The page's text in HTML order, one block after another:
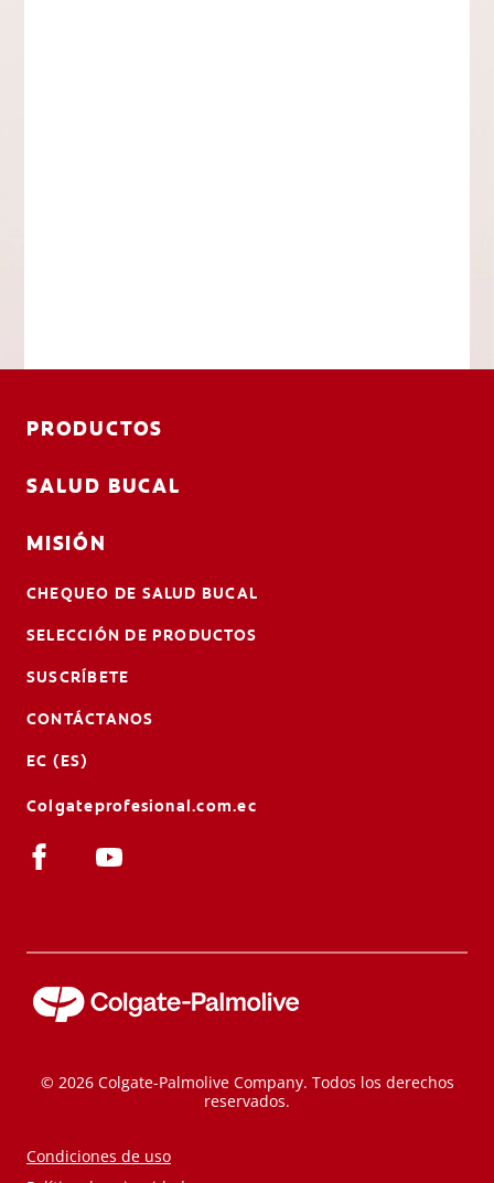
PRODUCTOS
SALUD BUCAL
MISIÓN
CHEQUEO DE SALUD BUCAL
SELECCIÓN DE PRODUCTOS
SUSCRÍBETE
CONTÁCTANOS
EC (ES)
Colgateprofesional.com.ec
© 2026 Colgate-Palmolive Company. Todos los derechos
reservados.
Condiciones de uso